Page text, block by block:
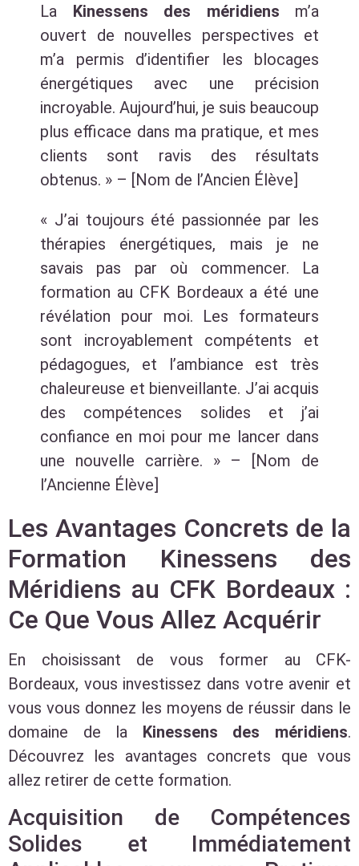
La Kinessens des méridiens m’a
ouvert de nouvelles perspectives et
m’a permis d’identifier les blocages
énergétiques avec une précision
incroyable. Aujourd’hui, je suis beaucoup
plus efficace dans ma pratique, et mes
clients sont ravis des résultats
obtenus. » – [Nom de l’Ancien Élève]
« J’ai toujours été passionnée par les
thérapies énergétiques, mais je ne
savais pas par où commencer. La
formation au CFK Bordeaux a été une
révélation pour moi. Les formateurs
sont incroyablement compétents et
pédagogues, et l’ambiance est très
chaleureuse et bienveillante. J’ai acquis
des compétences solides et j’ai
confiance en moi pour me lancer dans
une nouvelle carrière. » – [Nom de
l’Ancienne Élève]
Les Avantages Concrets de la
Formation Kinessens des
Méridiens au CFK Bordeaux :
Ce Que Vous Allez Acquérir
En choisissant de vous former au CFK-
Bordeaux, vous investissez dans votre avenir et
vous vous donnez les moyens de réussir dans le
domaine de la Kinessens des méridiens.
Découvrez les avantages concrets que vous
allez retirer de cette formation.
Acquisition de Compétences
Solides et Immédiatement